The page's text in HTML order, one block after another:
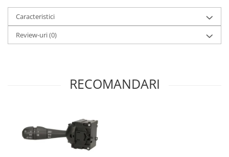
Caracteristici
Review-uri(0)
RECOMANDARI